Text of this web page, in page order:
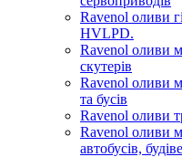
Ravenol оливи
HVLPD.
Ravenol оливи
скутерів
Ravenol оливи
та бусів
Ravenol оливи
Ravenol оливи
автобусів,